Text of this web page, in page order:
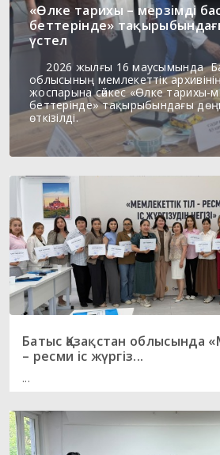
«Өлке тарихы – мерзімді
беттерінде»
үстел
2026 жылғы 16 маусымында
облысының мемлекеттік
жоспарына сәйкес «Өлке тарихы-
беттерінде» тақырыбындағы
өткізілді.
Батыс Қазақстан облысында
– ресми іс жүргіз...
...